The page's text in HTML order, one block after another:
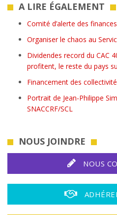
A LIRE ÉGALEMENT
Comité d’alerte des
Organiser le chaos au
Dividendes record du CAC
profitent, le reste du pays
Financement des
Portrait de Jean-Philippe
SNACCRF/SCL
NOUS JOINDRE
NOUS